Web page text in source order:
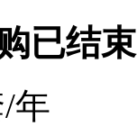
已结束
年